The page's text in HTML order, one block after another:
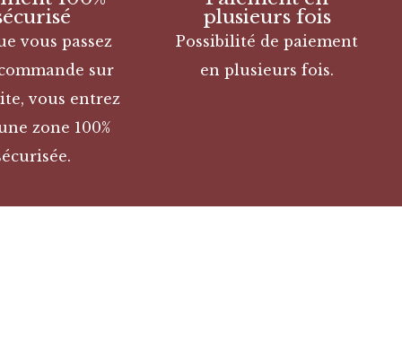
vous passez
sur
vous entrez
zone 100%
plusieurs fois
Possibilité de paiement
en plusieurs fois.